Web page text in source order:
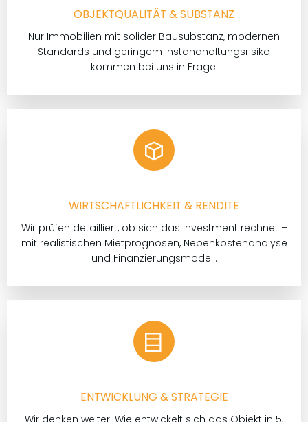
OBJEKTQUALITÄT & SUBSTANZ
Nur Immobilien mit solider Bausubstanz, modernen
Standards und geringem Instandhaltungsrisiko
kommen bei uns in Frage.
WIRTSCHAFTLICHKEIT & RENDITE
Wir prüfen detailliert, ob sich das Investment rechnet –
mit realistischen Mietprognosen, Nebenkostenanalyse
und Finanzierungsmodell.
ENTWICKLUNG & STRATEGIE
Wir denken weiter: Wie entwickelt sich das Objekt in 5,